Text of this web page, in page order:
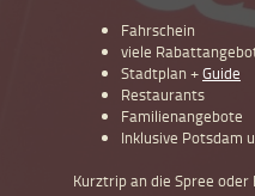
Fahrschein
viele
Stadtplan +Guide
Restaurants
Familienangebote
Inklusive Potsdam
Kurztrip an die Spree oder